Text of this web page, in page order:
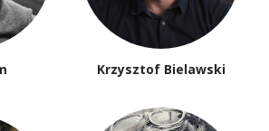
Krzysztof Bielawski